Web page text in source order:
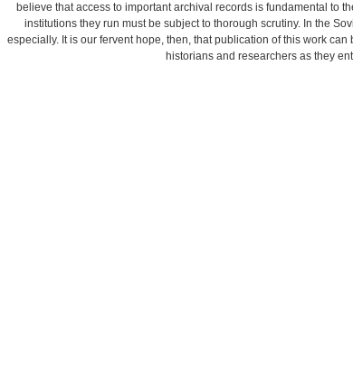
believe that access to important archival records is fundamental to
institutions they run must be subject to thorough scrutiny. In the
especially. It is our fervent hope, then, that publication of this work
historians and researchers as they